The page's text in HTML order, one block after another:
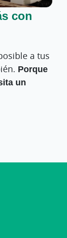
con
a tus
Porque
un